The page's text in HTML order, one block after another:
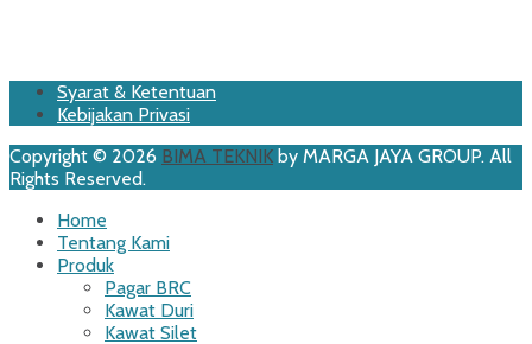
Footer
Menu
Skip
Syarat & Ketentuan
Kebijakan Privasi
Copyright © 2026 BIMA TEKNIK by MARGA JAYA GROUP. All
Rights Reserved.
Home
Tentang Kami
Produk
Pagar BRC
Kawat Duri
Kawat Silet